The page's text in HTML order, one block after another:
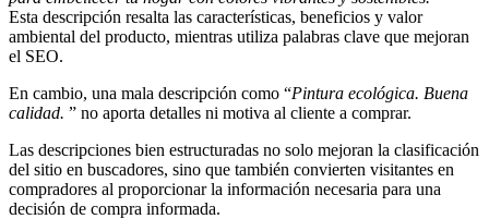
Esta descripción resalta las características, beneficios y valor
ambiental del producto, mientras utiliza palabras clave que mejoran
el SEO.
En cambio, una mala descripción como “Pintura ecológica. Buena
calidad. ” no aporta detalles ni motiva al cliente a comprar.
Las descripciones bien estructuradas no solo mejoran la clasificación
del sitio en buscadores, sino que también convierten visitantes en
compradores al proporcionar la información necesaria para una
decisión de compra informada.